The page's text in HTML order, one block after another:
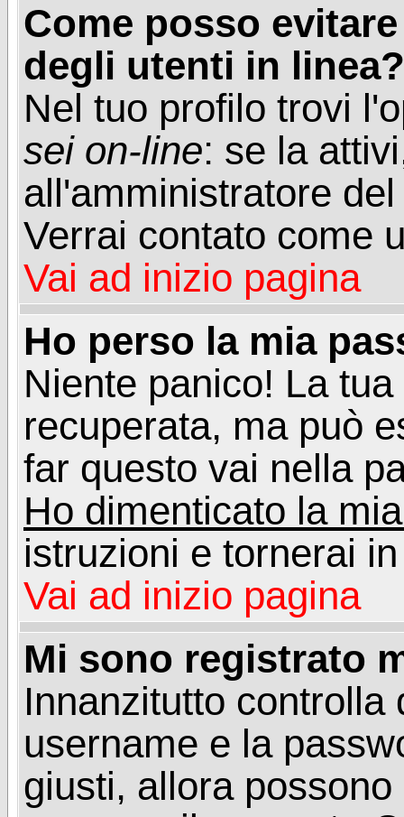
Come posso
degli utenti in linea?
Nel tuo profilo trovi
sei on-line: se la
all'amministratore
Verrai contato come
Vai ad inizio pagina
Ho perso la mia
Niente panico! La
recuperata, ma può
far questo vai nella
Ho dimenticato la
istruzioni e tornerai
Vai ad inizio pagina
Mi sono registrato
Innanzitutto controlla
username e la
giusti, allora